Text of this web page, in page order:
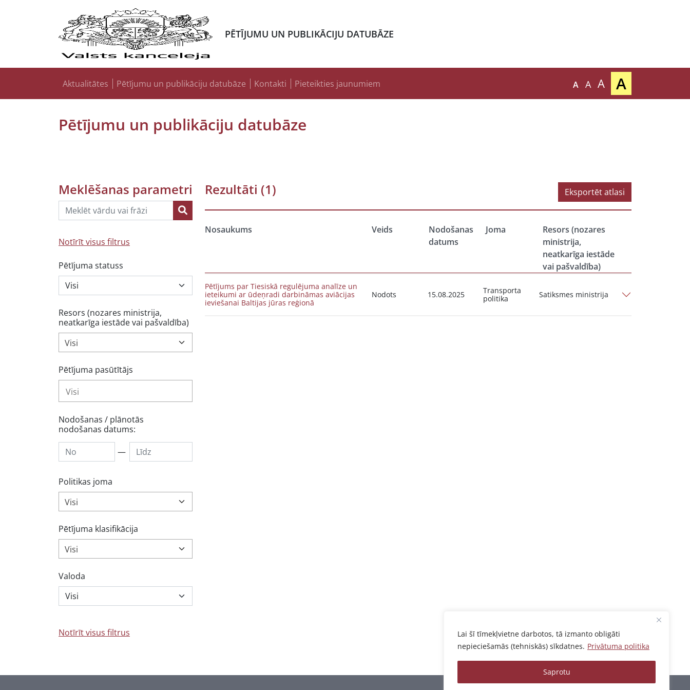
Lai šī tīmekļvietne darbotos, tā izmanto obligāti
nepieciešamās (tehniskās) sīkdatnes. Privātuma politika
Saprotu
PĒTĪJUMU UN PUBLIKĀCIJU DATUBĀZE
Aktualitātes Pētījumu un publikāciju datubāze Kontakti Pieteikties jaunumiem A A A
A
Pētījumu un publikāciju datubāze
Meklēšanas parametri
Notīrīt visus filtrus
Pētījuma statuss
Resors (nozares ministrija,
neatkarīga iestāde vai pašvaldība)
Visi
Pētījuma pasūtītājs
Nodošanas / plānotās
nodošanas datums:
—
Politikas joma
Visi
Pētījuma klasifikācija
Visi
Valoda
Notīrīt visus filtrus
Rezultāti (1) Eksportēt atlasi
Nosaukums Veids
Nodošanas
datums
Joma
Resors (nozares
ministrija,
neatkarīga iestāde
vai pašvaldība)
Pētījums par Tiesiskā regulējuma analīze un
ieteikumi ar ūdeņradi darbināmas aviācijas
ieviešanai Baltijas jūras reģionā
Nodots 15.08.2025
Transporta
politika
Satiksmes ministrija